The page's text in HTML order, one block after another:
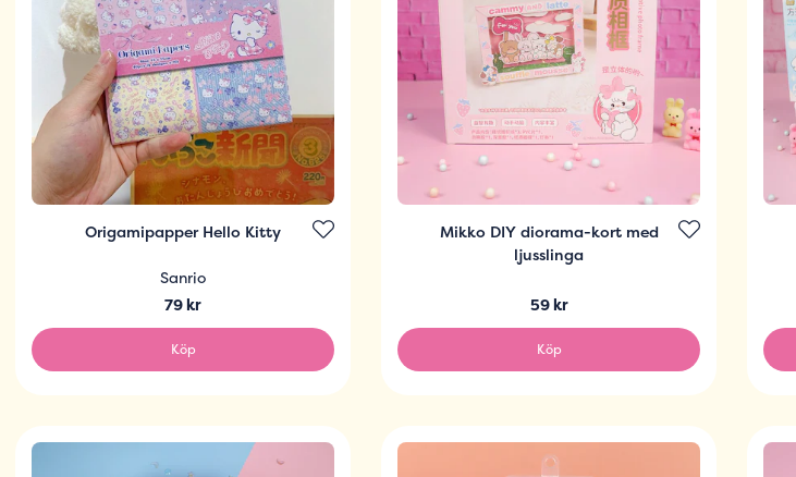
Origamipapper Hello Kitty
Sanrio
79 kr
Köp
Mikko DIY diorama-kort med
ljusslinga
59 kr
Köp